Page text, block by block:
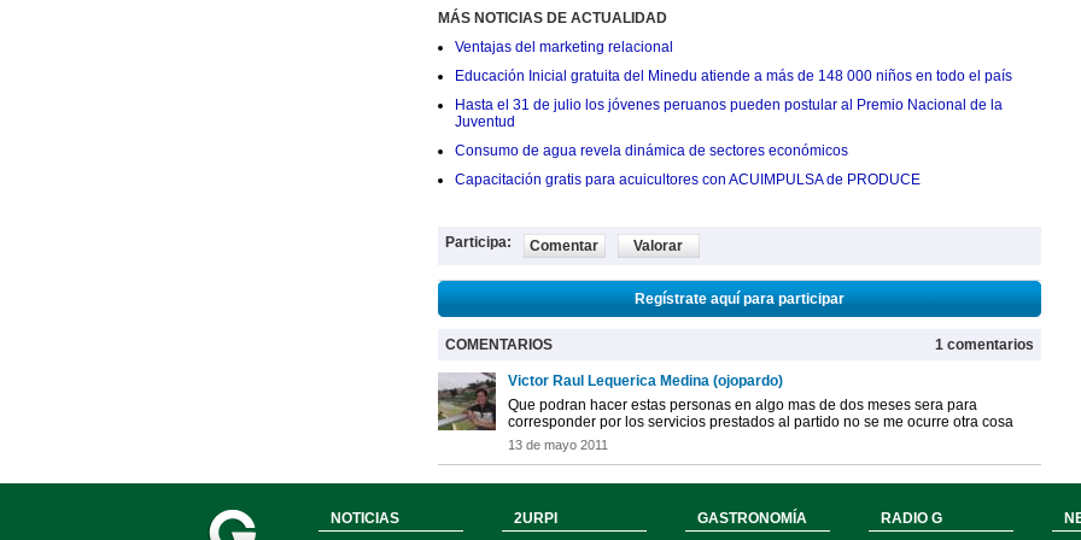
MÁS NOTICIAS DE ACTUALIDAD
Ventajas del marketing relacional
Educación Inicial gratuita del Minedu atiende a más de 148 000 niños en todo el país
Hasta el 31 de julio los jóvenes peruanos pueden postular al Premio Nacional de la
Juventud
Consumo de agua revela dinámica de sectores económicos
Capacitación gratis para acuicultores con ACUIMPULSA de PRODUCE
Participa: Comentar Valorar
Regístrate aquí para participar
COMENTARIOS 1 comentarios
Victor Raul Lequerica Medina (ojopardo)
Que podran hacer estas personas en algo mas de dos meses sera para
corresponder por los servicios prestados al partido no se me ocurre otra cosa
13 de mayo 2011
NOTICIAS
2URPI
GASTRONOMÍA
RADIO G